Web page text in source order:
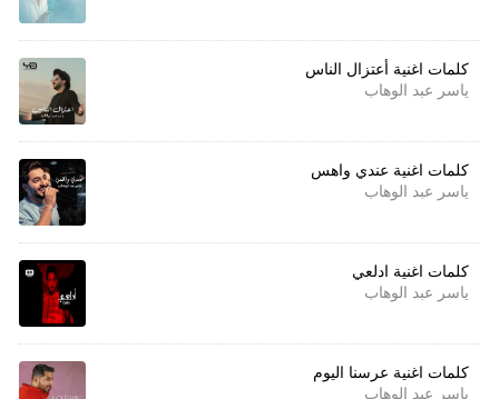
كلمات اغنية أعتزال الناس
ياسر عبد الوهاب
كلمات اغنية عندي واهس
ياسر عبد الوهاب
كلمات اغنية ادلعي
ياسر عبد الوهاب
كلمات اغنية عرسنا اليوم
ياسر عبد الوهاب